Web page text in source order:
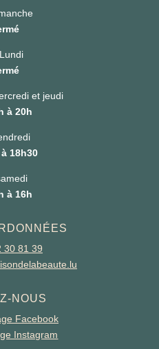
et jeudi
à 20h
18h30
à 16h
30 81 39
NOUS
Facebook
Instagram